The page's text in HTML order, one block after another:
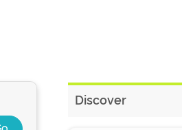
Discover